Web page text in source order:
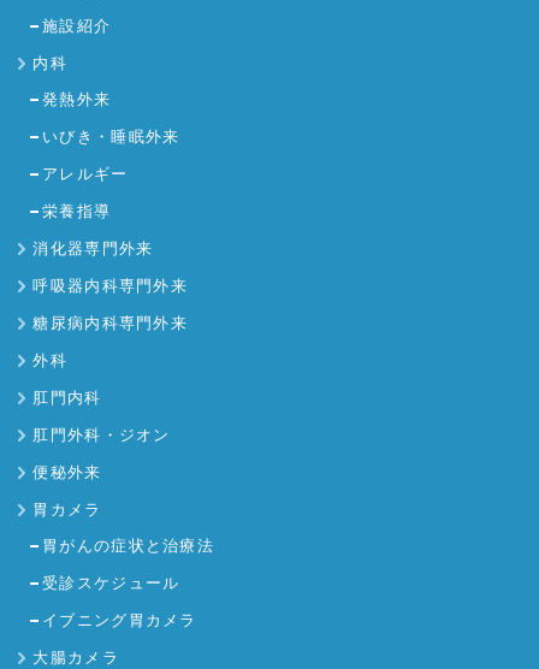
施設紹介
内科
発熱外来
いびき・睡眠外来
アレルギー
栄養指導
消化器専門外来
呼吸器内科専門外来
糖尿病内科専門外来
外科
肛門内科
肛門外科・ジオン
便秘外来
胃カメラ
胃がんの症状と治療法
受診スケジュール
イブニング胃カメラ
大腸カメラ